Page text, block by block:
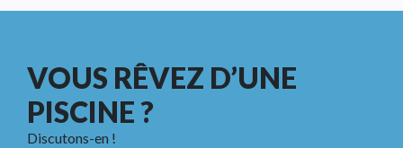
VOUS RÊVEZ D’UNE
PISCINE ?
Discutons-en !